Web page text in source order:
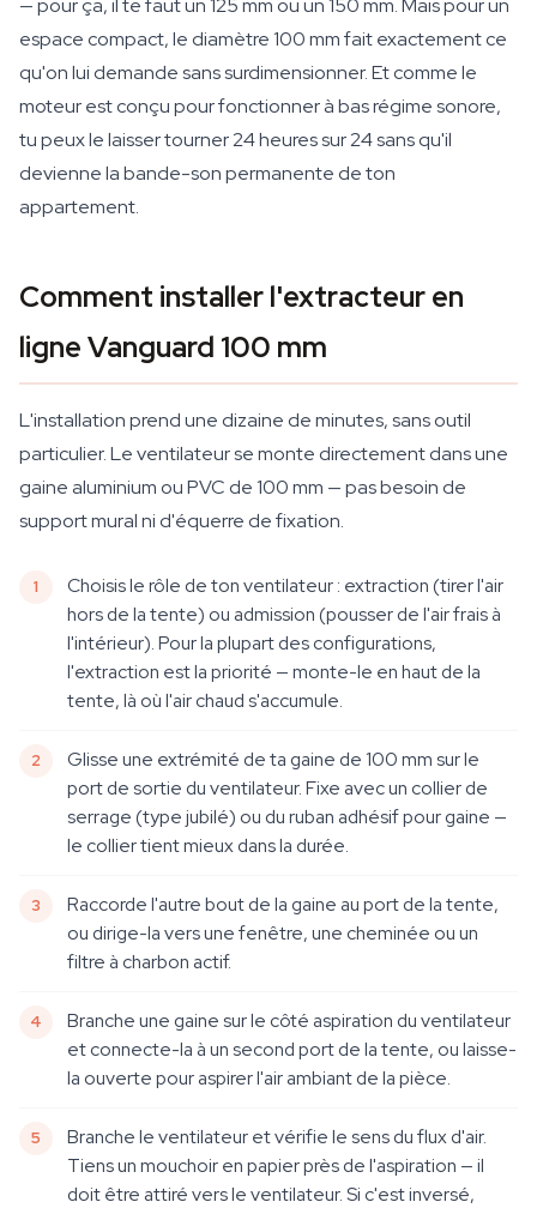
— pour ça, il te faut un 125 mm ou un 150 mm. Mais pour un
espace compact, le diamètre 100 mm fait exactement ce
qu'on lui demande sans surdimensionner. Et comme le
moteur est conçu pour fonctionner à bas régime sonore,
tu peux le laisser tourner 24 heures sur 24 sans qu'il
devienne la bande-son permanente de ton
appartement.
Comment installer l'extracteur en
ligne Vanguard 100 mm
L'installation prend une dizaine de minutes, sans outil
particulier. Le ventilateur se monte directement dans une
gaine aluminium ou PVC de 100 mm — pas besoin de
support mural ni d'équerre de fixation.
Choisis le rôle de ton ventilateur : extraction (tirer l'air
hors de la tente) ou admission (pousser de l'air frais à
l'intérieur). Pour la plupart des configurations,
l'extraction est la priorité — monte-le en haut de la
tente, là où l'air chaud s'accumule.
Glisse une extrémité de ta gaine de 100 mm sur le
port de sortie du ventilateur. Fixe avec un collier de
serrage (type jubilé) ou du ruban adhésif pour gaine —
le collier tient mieux dans la durée.
Raccorde l'autre bout de la gaine au port de la tente,
ou dirige-la vers une fenêtre, une cheminée ou un
filtre à charbon actif.
Branche une gaine sur le côté aspiration du ventilateur
et connecte-la à un second port de la tente, ou laisse-
la ouverte pour aspirer l'air ambiant de la pièce.
Branche le ventilateur et vérifie le sens du flux d'air.
Tiens un mouchoir en papier près de l'aspiration — il
doit être attiré vers le ventilateur. Si c'est inversé,